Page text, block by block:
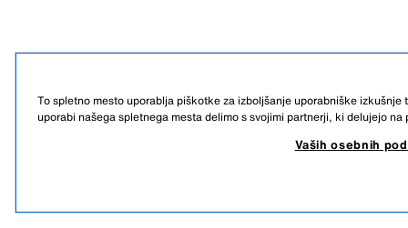
To spletno mesto uporablja piškotke za izboljšanje uporabniške
uporabi našega spletnega mesta delimo s svojimi partnerji, ki delujejo
Vaših osebnih